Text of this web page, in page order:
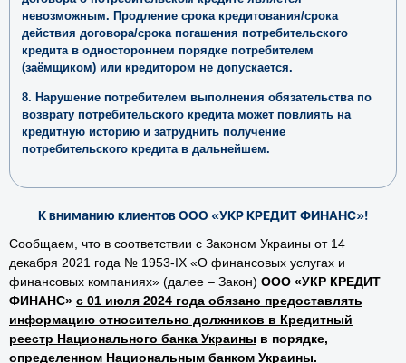
потребительского кредита (срока выполнения денежного
обязательства)/срока кредитования/срока действия
договора о потребительском кредите является
невозможным. Продление срока кредитования/срока
действия договора/срока погашения потребительского
кредита в одностороннем порядке потребителем
(заёмщиком) или кредитором не допускается.
8. Нарушение потребителем выполнения обязательства по
возврату потребительского кредита может повлиять на
К вниманию клиентов ООО «УКР КРЕДИТ ФИНАНС»!
Сообщаем, что в соответствии с Законом Украины от 14
декабря 2021 года № 1953-IX «О финансовых услугах и
финансовых компаниях» (далее – Закон)ООО «УКР КРЕДИТ
ФИНАНС» с 01 июля 2024 года обязано предоставлять